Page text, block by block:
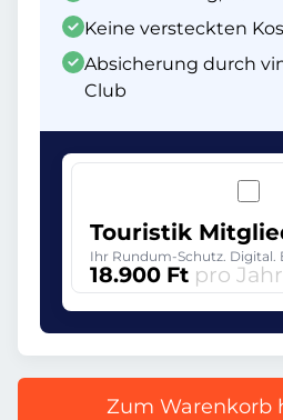
Keine versteckten
Absicherung durch
Club
Touristik
Ihr Rundum-Schutz. Digital.
18.900 Ft pro Jahr
Zum Warenkorb